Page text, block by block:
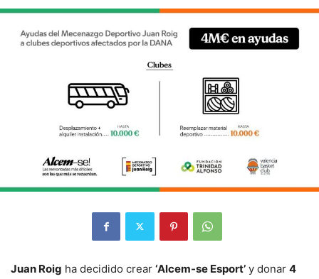
Juan Roig ha decidido crear ‘Alcem-se Esport’ y donar 4